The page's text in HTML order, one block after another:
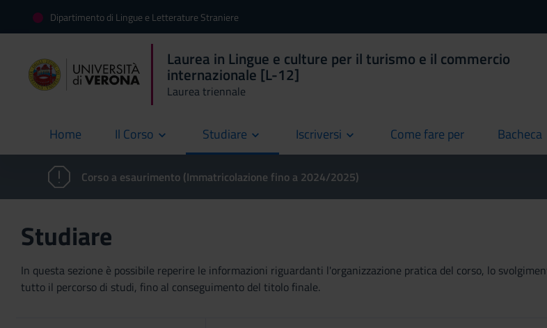
Dipartimento di Lingue e Letterature Straniere
Laurea in Lingue e culture per il turismo e il commercio
internazionale [L-12]
Laurea triennale
Home
current Il Corso Studiare Iscriversi Come fare per
current Bacheca
current
Corso a esaurimento (Immatricolazione fino a 2024/2025)
Studiare
In questa sezione è possibile reperire le informazioni riguardanti l'organizzazione pratica del corso, lo
tutto il percorso di studi, fino al conseguimento del titolo finale.